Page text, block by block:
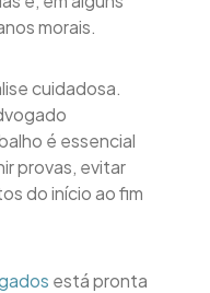
morais.
cuidadosa.
é essencial
provas, evitar
do início ao fim
está pronta